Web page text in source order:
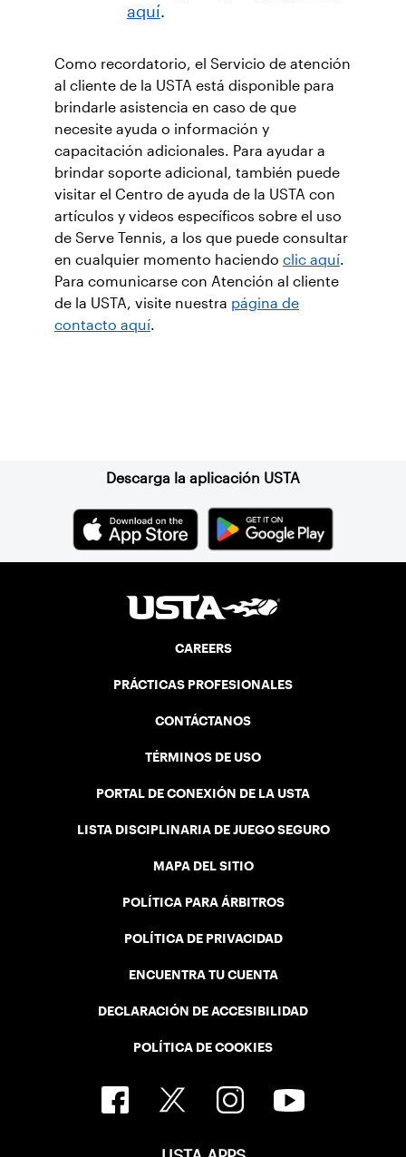
aquí.
Como recordatorio, el Servicio de atención
al cliente de la USTA está disponible para
brindarle asistencia en caso de que
necesite ayuda o información y
capacitación adicionales. Para ayudar a
brindar soporte adicional, también puede
visitar el Centro de ayuda de la USTA con
artículos y videos específicos sobre el uso
de Serve Tennis, a los que puede consultar
en cualquier momento haciendo clic aquí.
Para comunicarse con Atención al cliente
de la USTA, visite nuestra página de
contacto aquí.
Descarga la aplicación USTA
CAREERS
PRÁCTICAS PROFESIONALES
CONTÁCTANOS
TÉRMINOS DE USO
PORTAL DE CONEXIÓN DE LA USTA
LISTA DISCIPLINARIA DE JUEGO SEGURO
MAPA DEL SITIO
POLÍTICA PARA ÁRBITROS
POLÍTICA DE PRIVACIDAD
ENCUENTRA TU CUENTA
DECLARACIÓN DE ACCESIBILIDAD
POLÍTICA DE COOKIES